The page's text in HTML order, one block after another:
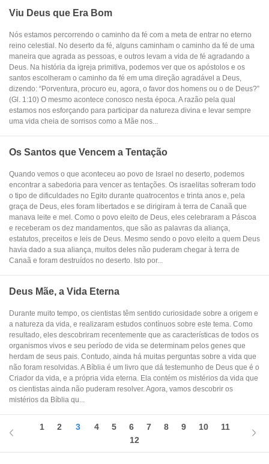
Viu Deus que Era Bom
Nós estamos percorrendo o caminho da fé com a meta de entrar no eterno
reino celestial. No deserto da fé, alguns caminham o caminho da fé de uma
maneira que agrada as pessoas, e outros levam a vida de fé agradando a
Deus. Na história da igreja primitiva, podemos ver que os apóstolos e os
santos escolheram o caminho da fé em uma direção agradável a Deus,
dizendo: “Porventura, procuro eu, agora, o favor dos homens ou o de Deus?”
(Gl. 1:10) O mesmo acontece conosco nesta época. A razão pela qual
estamos nos esforçando para participar da natureza divina e levar sempre
uma vida cheia de sorrisos como a Mãe nos...
Os Santos que Vencem a Tentação
Quando vemos o que aconteceu ao povo de Israel no deserto, podemos
encontrar a sabedoria para vencer as tentações. Os israelitas sofreram todo
o tipo de dificuldades no Egito durante quatrocentos e trinta anos e, pela
graça de Deus, eles foram libertados e se dirigiram à terra de Canaã que
manava leite e mel. Como o povo eleito de Deus, eles celebraram a Páscoa
e receberam os dez mandamentos, que são as palavras da aliança,
estatutos, preceitos e leis de Deus. Mesmo sendo o povo eleito a quem Deus
havia dado a sua aliança, muitos deles não puderam chegar à terra de
Canaã e foram destruídos no deserto. Isto por...
Deus Mãe, a Vida Eterna
Durante muito tempo, os cientistas têm sentido curiosidade sobre a origem e
a natureza da vida, e realizaram estudos contínuos sobre este tema. Como
resultado, eles descobriram recentemente que as características de todos os
organismos vivos e seu período de vida se determinam pelos genes que
herdam de seus pais. Contudo, ainda há muitas perguntas sobre a vida que
não foram resolvidas. A Bíblia é um livro que dá testemunho de Deus que é o
Criador da vida, e a própria vida eterna. Ela contém os mistérios da vida que
os cientistas ainda não puderam resolver. Agora, vamos descobrir os
mistérios da Bíblia qu...
1 2 3 4 5 6 7 8 9 10
11
12